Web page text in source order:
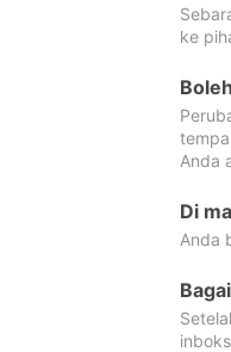
ke
Anda
Di
Anda